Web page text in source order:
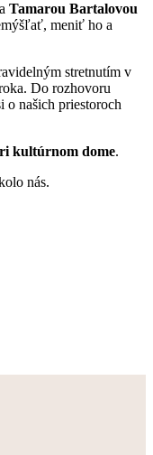
a Tamarou Bartalovou
meniť ho a
stretnutím v
Do rozhovoru
o našich priestoroch
kultúrnom dome.
nás.